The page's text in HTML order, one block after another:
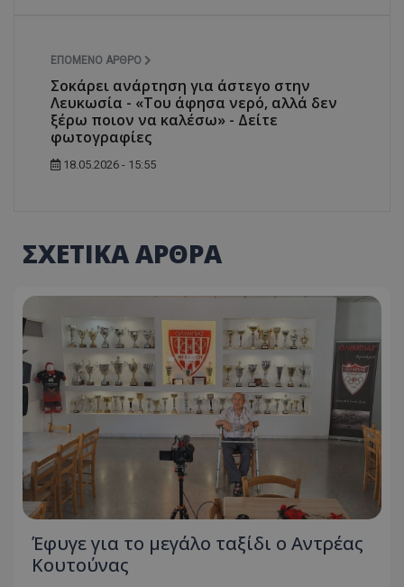
ΕΠΌΜΕΝΟ ΆΡΘΡΟ
Σοκάρει ανάρτηση για άστεγο στην
Λευκωσία - «Του άφησα νερό, αλλά δεν
ξέρω ποιον να καλέσω» - Δείτε
φωτογραφίες
18.05.2026 - 15:55
ΣΧΕΤΙΚΑ ΑΡΘΡΑ
Έφυγε για το μεγάλο ταξίδι ο Αντρέας
Κουτούνας